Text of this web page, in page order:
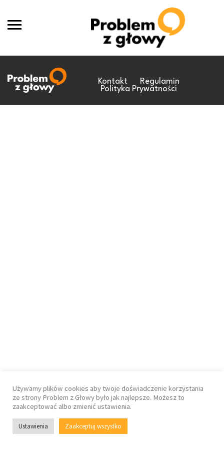
Kontakt
Regulamin
Polityka Prywatności
Używamy plików cookies aby twoje doświadczenie korzystania
ze strony Problem z Głowy było jak najlepsze. Możesz to
zaakceptować albo zmienić ustawienia.
Ustawienia Zaakceptuj wszystko